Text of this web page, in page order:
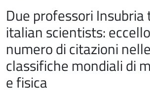
Due professori Insubria
italian scientists:
numero di citazioni nelle
classifiche mondiali di
e fisica